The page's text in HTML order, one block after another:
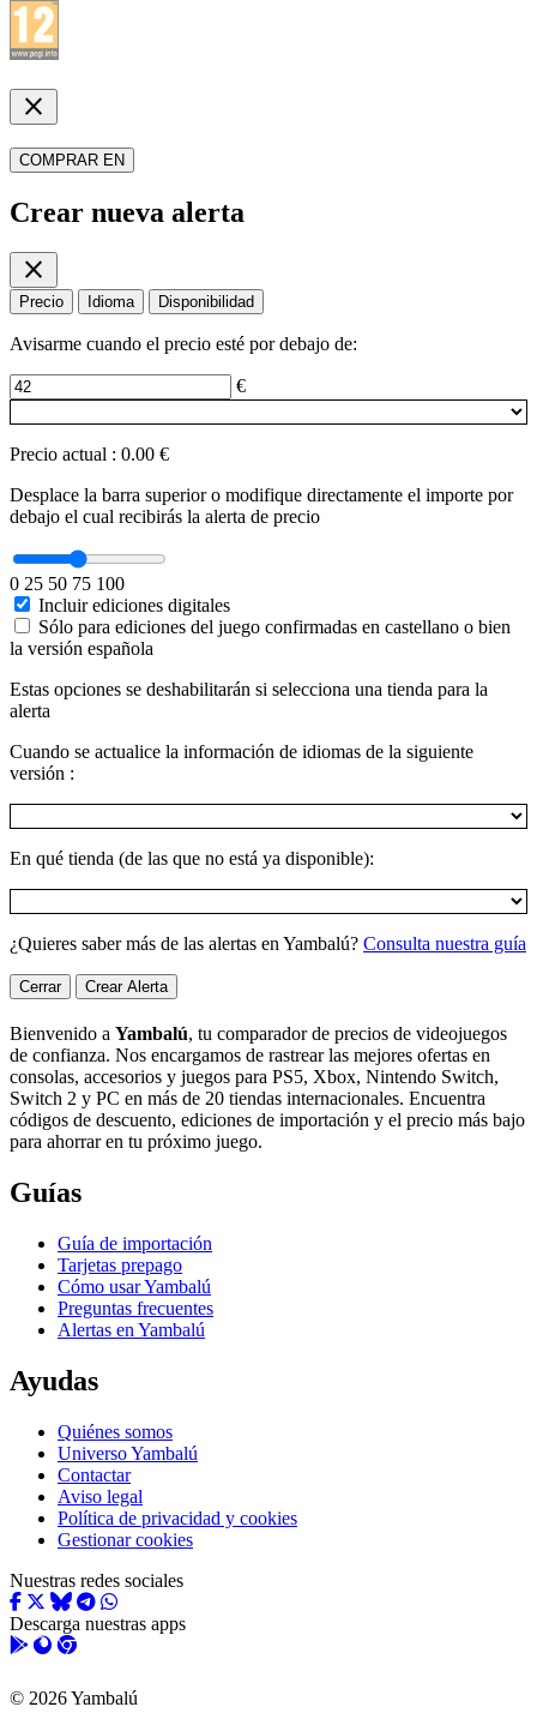
close
COMPRAR EN
Crear nueva alerta
close
Precio Idioma Disponibilidad
Avisarme cuando el precio esté por debajo de:
€
Precio actual : 0.00 €
Desplace la barra superior o modifique directamente el importe por
debajo el cual recibirás la alerta de precio
0 25 50 75 100
Incluir ediciones digitales
Sólo para ediciones del juego confirmadas en castellano o bien
la versión española
Estas opciones se deshabilitarán si selecciona una tienda para la
alerta
Cuando se actualice la información de idiomas de la siguiente
versión :
En qué tienda (de las que no está ya disponible):
¿Quieres saber más de las alertas en Yambalú? Consulta nuestra guía
Cerrar Crear Alerta
Bienvenido a Yambalú, tu comparador de precios de videojuegos
de confianza. Nos encargamos de rastrear las mejores ofertas en
consolas, accesorios y juegos para PS5, Xbox, Nintendo Switch,
Switch 2 y PC en más de 20 tiendas internacionales. Encuentra
códigos de descuento, ediciones de importación y el precio más bajo
para ahorrar en tu próximo juego.
Guías
Guía de importación
Tarjetas prepago
Cómo usar Yambalú
Preguntas frecuentes
Alertas en Yambalú
Ayudas
Quiénes somos
Universo Yambalú
Contactar
Aviso legal
Política de privacidad y cookies
Gestionar cookies
Nuestras redes sociales
Descarga nuestras apps
© 2026 Yambalú